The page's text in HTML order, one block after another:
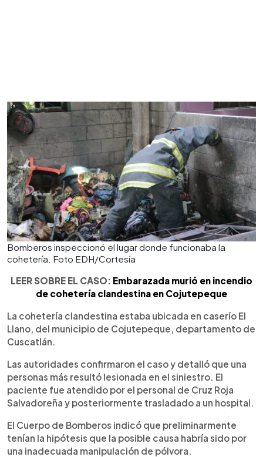
Bomberos inspeccionó el lugar donde funcionaba la
cohetería. Foto EDH/Cortesía
LEER SOBRE EL CASO: Embarazada murió en incendio
de cohetería clandestina en Cojutepeque
La cohetería clandestina estaba ubicada en caserío El
Llano, del municipio de Cojutepeque, departamento de
Cuscatlán.
Las autoridades confirmaron el caso y detalló que una
personas más resultó lesionada en el siniestro. El
paciente fue atendido por el personal de Cruz Roja
Salvadoreña y posteriormente trasladado a un hospital.
El Cuerpo de Bomberos indicó que preliminarmente
tenían la hipótesis que la posible causa habría sido por
una inadecuada manipulación de pólvora.